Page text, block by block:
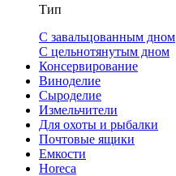
Тип
С завальцованным дном
С цельнотянутым дном
Консервирование
Виноделие
Сыроделие
Измельчители
Для охоты и рыбалки
Почтовые ящики
Емкости
Horeca